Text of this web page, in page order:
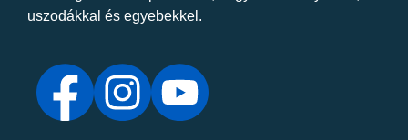
uszodákkal és egyebekkel.